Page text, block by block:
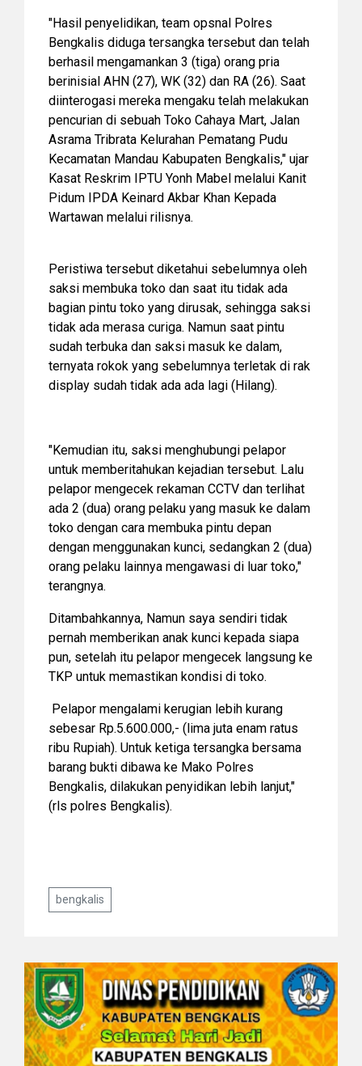
"Hasil penyelidikan, team opsnal Polres
Bengkalis diduga tersangka tersebut dan telah
berhasil mengamankan 3 (tiga) orang pria
berinisial AHN (27), WK (32) dan RA (26). Saat
diinterogasi mereka mengaku telah melakukan
pencurian di sebuah Toko Cahaya Mart, Jalan
Asrama Tribrata Kelurahan Pematang Pudu
Kecamatan Mandau Kabupaten Bengkalis," ujar
Kasat Reskrim IPTU Yonh Mabel melalui Kanit
Pidum IPDA Keinard Akbar Khan Kepada
Wartawan melalui rilisnya.
Peristiwa tersebut diketahui sebelumnya oleh
saksi membuka toko dan saat itu tidak ada
bagian pintu toko yang dirusak, sehingga saksi
tidak ada merasa curiga. Namun saat pintu
sudah terbuka dan saksi masuk ke dalam,
ternyata rokok yang sebelumnya terletak di rak
display sudah tidak ada ada lagi (Hilang).
"Kemudian itu, saksi menghubungi pelapor
untuk memberitahukan kejadian tersebut. Lalu
pelapor mengecek rekaman CCTV dan terlihat
ada 2 (dua) orang pelaku yang masuk ke dalam
toko dengan cara membuka pintu depan
dengan menggunakan kunci, sedangkan 2 (dua)
orang pelaku lainnya mengawasi di luar toko,"
terangnya.
Ditambahkannya, Namun saya sendiri tidak
pernah memberikan anak kunci kepada siapa
pun, setelah itu pelapor mengecek langsung ke
TKP untuk memastikan kondisi di toko.
Pelapor mengalami kerugian lebih kurang
sebesar Rp.5.600.000,- (lima juta enam ratus
ribu Rupiah). Untuk ketiga tersangka bersama
barang bukti dibawa ke Mako Polres
Bengkalis, dilakukan penyidikan lebih lanjut,"
(rls polres Bengkalis).
bengkalis